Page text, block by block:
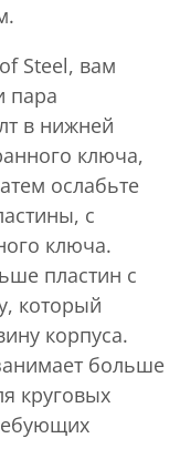
Steel, вам
пара
в нижней
ключа,
ослабьте
с
ключа.
пластин с
который
корпуса.
больше
круговых